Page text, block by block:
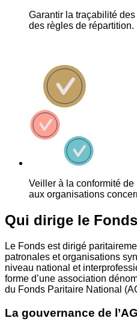
Garantir la traçabilité
des règles de répartition.
Veiller à la conformité
aux organisations
Qui dirige le
Le Fonds est dirigé
patronales et organisations
niveau national et
forme d’une association
du Fonds Paritaire National
La gouvernance de